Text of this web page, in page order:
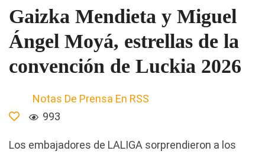
Gaizka Mendieta y Miguel
Ángel Moyá, estrellas de la
convención de Luckia 2026
Notas De Prensa En RSS
993
Los embajadores de LALIGA sorprendieron a los